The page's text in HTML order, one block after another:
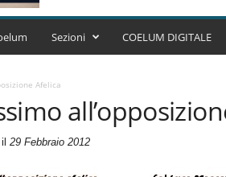
C
u
Sezioni COELUM DIGITALE
Afelica
29 Febbraio 2012